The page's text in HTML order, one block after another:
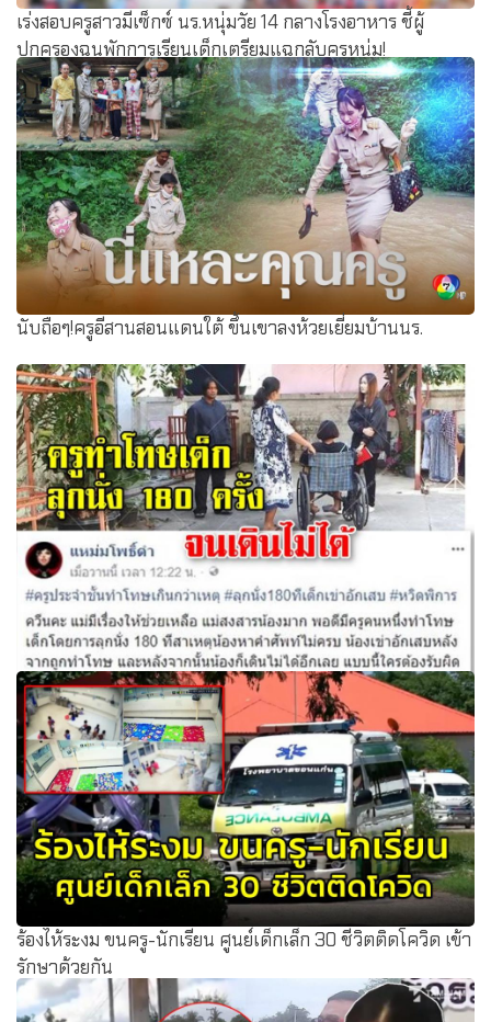
เร่งสอบครูสาวมีเซ็กซ์ นร.หนุ่มวัย 14 กลางโรงอาหาร ชี้ผู้
ปกครองฉุนพักการเรียนเด็กเตรียมแฉกลับครูหนุ่ม!
นับถือๆ!ครูอีสานสอนแดนใต้ ขึ้นเขาลงห้วยเยี่ยมบ้านนร.
ครูทำโทษเด็กลุกนั่ง 180 ครั้ง จนเดินไม่ได้ ยันไม่ตั้งใจ แค่อยาก
ส่งเสริมสุขภาพเด็กไปในตัว
ร้องไห้ระงม ขนครู-นักเรียน ศูนย์เด็กเล็ก 30 ชีวิตติดโควิด เข้า
รักษาด้วยกัน